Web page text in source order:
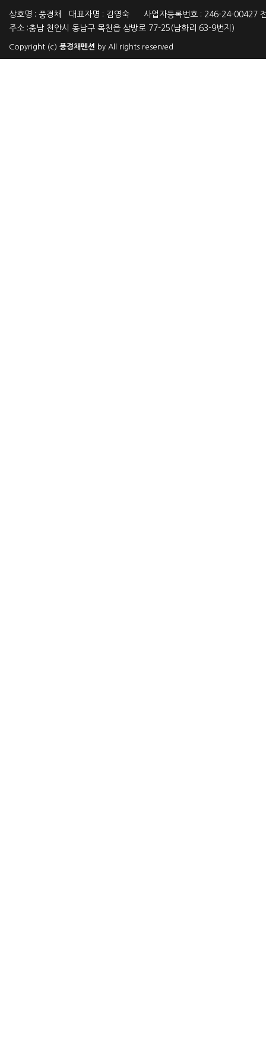
상호명 : 풍경채 대표자명 : 김영숙 사업자등록번호 : 246-24-00427
주소 :충남 천안시 동남구 목천읍 삼방로 77-25(남화리 63-9번지)
Copyright (c) 풍경채펜션 by All rights reserved